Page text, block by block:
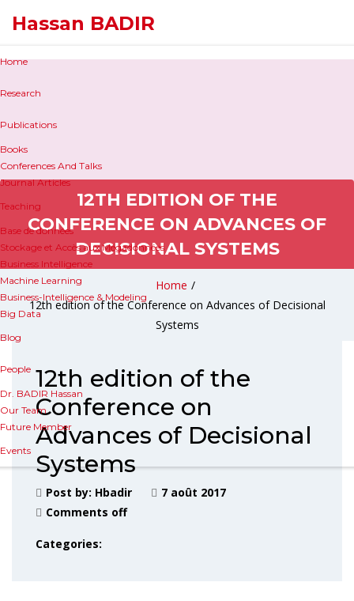
Hassan BADIR
Home
Research
Publications
Books
Conferences And Talks
Journal Articles
Teaching
Base de données
Stockage et Accès aux Mégadonnées
Business Intelligence
Machine Learning
Business-Intelligence & Modeling
Big Data
Blog
People
Dr. BADIR Hassan
Our Team
Future Member
Events
12TH EDITION OF THE
CONFERENCE ON ADVANCES OF
DECISIONAL SYSTEMS
Home /
12th edition of the Conference on Advances of Decisional
Systems
12th edition of the
Conference on
Advances of Decisional
Systems
Post by: Hbadir
7 août 2017
Comments off
Categories: